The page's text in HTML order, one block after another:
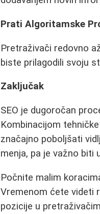
Prati Algoritamske
Pretraživači redovno
biste prilagodili svoju
Zaključak
SEO je dugoročan
Kombinacijom
značajno poboljšati
menja, pa je važno biti
Počnite malim
Vremenom ćete videti
pozicije u